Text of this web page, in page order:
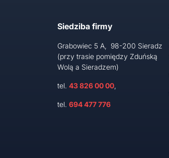
Siedziba firmy
Grabowiec 5 A, 98-200 Sieradz
(przy trasie pomiędzy Zduńską
Wolą a Sieradzem)
tel. 43 826 00 00,
tel. 694 477 776